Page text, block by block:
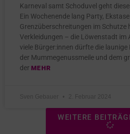
Karneval samt Schoduvel geht
Ein Wochenende lang Party,
Grenzüberschreitungen im Schutze
Verkleidungen – die Löwenstadt im
viele Bürger:innen dürfte die
der Mummegenussmeile und dem
der MEHR
Sven Gebauer 2. Februar 2024
WEITERE